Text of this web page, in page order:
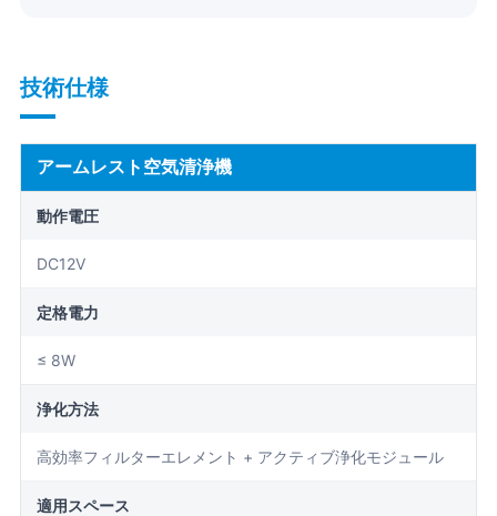
技術仕様
アームレスト空気清浄機
動作電圧
DC12V
定格電力
≤ 8W
浄化方法
高効率フィルターエレメント + アクティブ浄化モジュール
適用スペース